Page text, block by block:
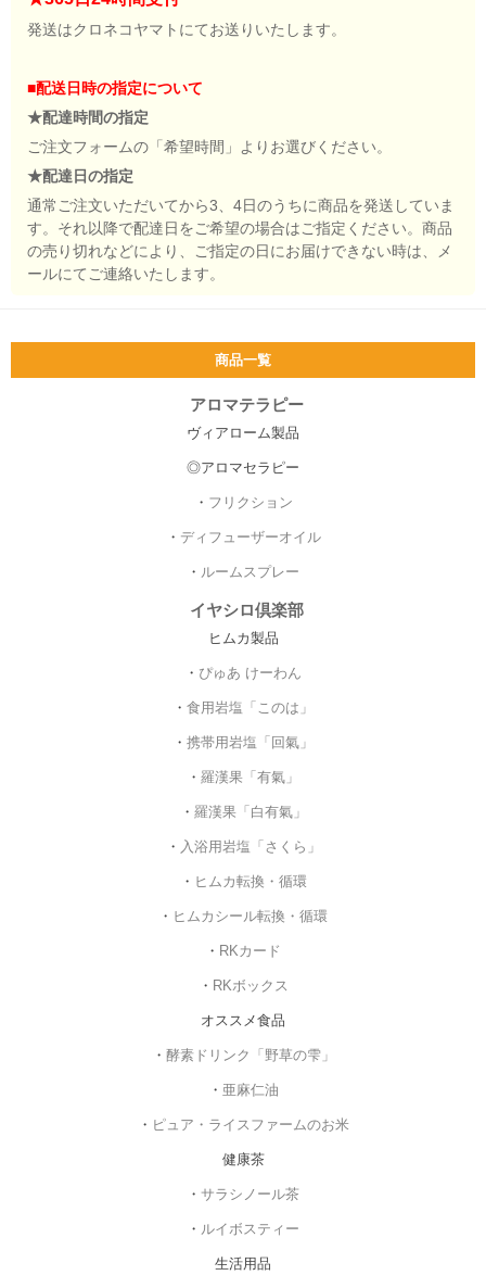
発送はクロネコヤマトにてお送りいたします。
■配送日時の指定について
★配達時間の指定
ご注文フォームの「希望時間」よりお選びください。
★配達日の指定
通常ご注文いただいてから3、4日のうちに商品を発送していま
す。それ以降で配達日をご希望の場合はご指定ください。商品
の売り切れなどにより、ご指定の日にお届けできない時は、メ
ールにてご連絡いたします。
商品一覧
アロマテラピー
ヴィアローム製品
◎アロマセラピー
・ フリクション
・ ディフューザーオイル
・ ルームスプレー
イヤシロ倶楽部
ヒムカ製品
・ ぴゅあ けーわん
・ 食用岩塩「このは」
・ 携帯用岩塩「回氣」
・ 羅漢果「有氣」
・ 羅漢果「白有氣」
・ 入浴用岩塩「さくら」
・ ヒムカ転換・循環
・ ヒムカシール転換・循環
・ RKカード
・ RKボックス
オススメ食品
・ 酵素ドリンク「野草の雫」
・ 亜麻仁油
・ ピュア・ライスファームのお米
健康茶
・ サラシノール茶
・ ルイボスティー
生活用品